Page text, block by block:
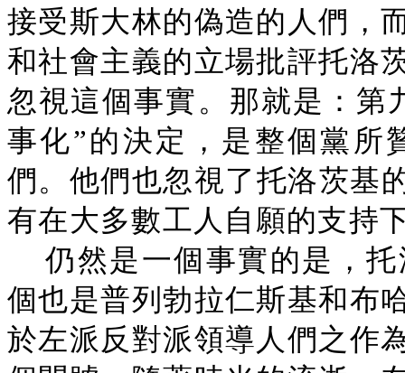
接受斯大林的偽造的人們，
和社會主義的立場批評托洛
忽視這個事實。那就是：第
事化”的決定，是整個黨所
們。他們也忽視了托洛茨基
有在大多數工人自願的支持
仍然是一個事實的是，
個也是普列勃拉仁斯基和布
於左派反對派領導人們之作